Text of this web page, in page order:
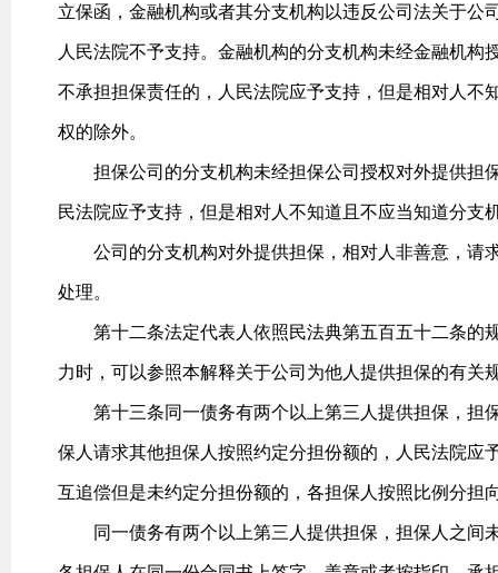
立保函，金融机构或者其分支机构以违反公司法关于
人民法院不予支持。金融机构的分支机构未经金融机
不承担担保责任的，人民法院应予支持，但是相对人不
权的除外。
担保公司的分支机构未经担保公司授权对外提供担
民法院应予支持，但是相对人不知道且不应当知道分支
公司的分支机构对外提供担保，相对人非善意，请
处理。
第十二条法定代表人依照民法典第五百五十二条的
力时，可以参照本解释关于公司为他人提供担保的有关
第十三条同一债务有两个以上第三人提供担保，担
保人请求其他担保人按照约定分担份额的，人民法院应
互追偿但是未约定分担份额的，各担保人按照比例分担
同一债务有两个以上第三人提供担保，担保人之间